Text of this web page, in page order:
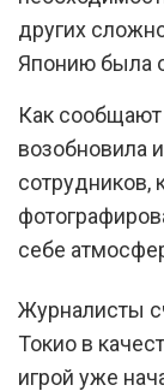
других
Японию была
Как сообщают
возобновила
себе
Журналисты
Токио в
игрой уже